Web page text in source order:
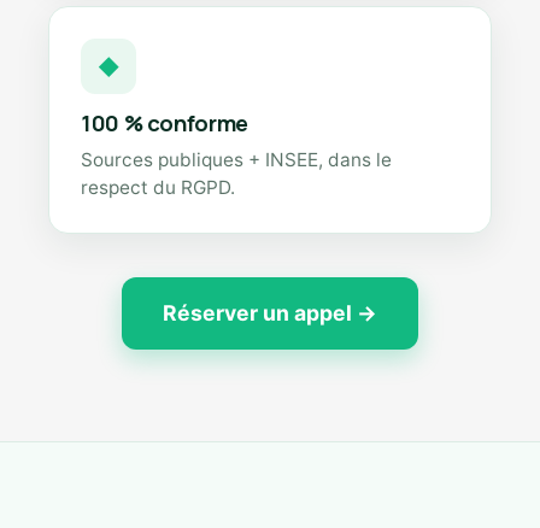
◆
100 % conforme
Sources publiques + INSEE, dans le
respect du RGPD.
Réserver un appel →